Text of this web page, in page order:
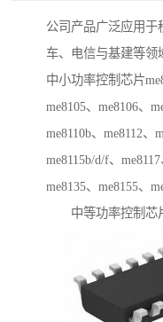
公司产品广泛应用于
车、电信与基建等领
中小功率控制芯片
me8105、me8106、
me8110b、me8112、
me8115b/d/f、me8117
me8135、me8155、
中等功率控制芯片